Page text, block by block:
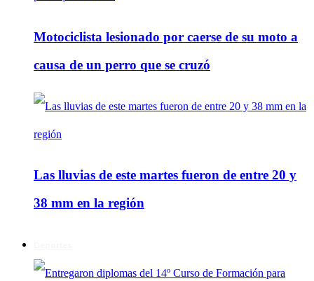
Motociclista lesionado por caerse de su moto a
causa de un perro que se cruzó
Las lluvias de este martes fueron de entre 20 y
38 mm en la región